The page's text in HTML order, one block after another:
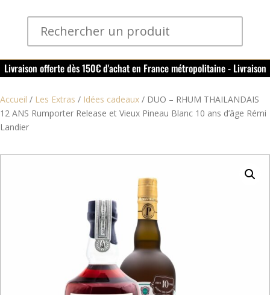
Livraison offerte dès 150€ d'achat en France métropolitaine - Livraison
offerte dans le rouillacais (16) dès 50€ d'achat
Accueil / Les Extras / Idées cadeaux / DUO – RHUM THAILANDAIS
12 ANS Rumporter Release et Vieux Pineau Blanc 10 ans d’âge Rémi
Landier